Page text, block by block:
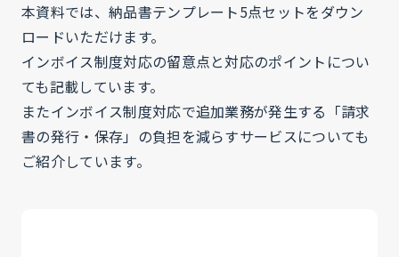
本資料では、納品書テンプレート5点セットをダウン
ロードいただけます。
インボイス制度対応の留意点と対応のポイントについ
ても記載しています。
またインボイス制度対応で追加業務が発生する「請求
書の発行・保存」の負担を減らすサービスについても
ご紹介しています。